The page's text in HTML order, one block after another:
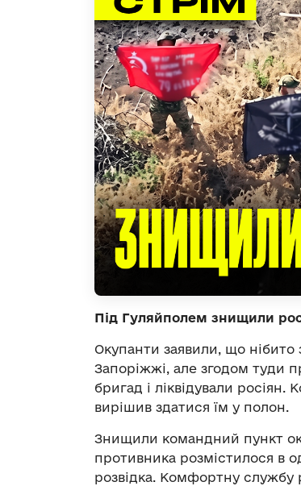
Під Гуляйполем знищили
Окупанти заявили, що нібито
Запоріжжі, але згодом туди
бригад і ліквідували
вирішив здатися їм у полон.
Знищили командний пункт
противника розмістилося в
розвідка. Комфортну службу